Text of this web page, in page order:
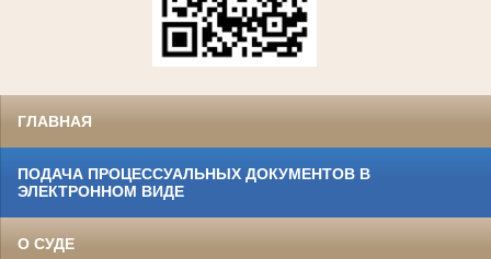
ГЛАВНАЯ
ПОДАЧА ПРОЦЕССУАЛЬНЫХ ДОКУМЕНТОВ В
ЭЛЕКТРОННОМ ВИДЕ
О СУДЕ